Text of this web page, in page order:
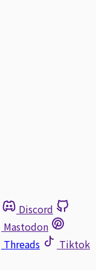
Discord
Mastodon
Threads
Tiktok